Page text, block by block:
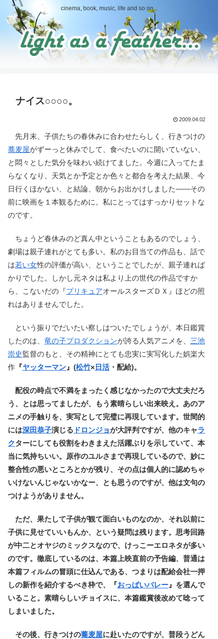
cinema, book, music, life and so on...
ナイス○○○○。
2009.04.02
先月末、子供たちの春休みに合わせたらしく、行きつけの
蕎麦屋がずーっと休みでして、食べたいのに開いていない、
と悶々とした気分を味わい続けてました。今週に入ってたま
らなくなり、天気とか予定とか色々と都合を考えた結果、今
日行くほかない、と結論、朝からお出かけしました――その
前に映画を１本観るために。私にとってはすっかりセットな
のです。
ちょうど春休みのど真ん中ということもあるのでしょう、
劇場は親子連れがとても多い。私のお目当ての作品も、話で
は若い女性の評価が高い、ということでしたが、親子連れば
かりでした。しかし元ネタは私より上の世代の作品ですか
ら、こないだの『プリキュアオールスターズＤＸ』ほどの照
れはありませんでした。
という振りでだいたい察しはついたでしょうが、本日鑑賞
したのは、 竜の子プロダクションが誇る人気アニメを、 三池
崇史監督のもと、その精神にとても忠実に実写化した娯楽大
作 『ヤッターマン 』(松竹× 日活・配給)。
配役の時点で不満をまったく感じなかったので大丈夫だろ
う、とは思ってましたが、もう素晴らしい出来映え。あのア
ニメの手触りを、実写として完璧に再現しています。世間的
には深田恭子演じる ドロンジョが大評判ですが、他のキャラ
クターにしても役割をわきまえた活躍ぶりを示していて、本
当に気持ちいい。原作のユルさまで再現しているので、妙に
整合性の悪いところとかが残り、その点は個人的に認めちゃ
いけないんじゃないかなー、とも思うのですが、他は文句の
つけようがありません。
ただ、果たして子供が観て面白いものなのか、それ以前に
子供に見せていいもんか、という疑問は残ります。思考回路
が中二とオヤジのミックスなので、けっこーエロネタが多い
のです。徹底しているのは、本篇上映直前の予告編、普通は
本篇フィルムの冒頭に仕込んである、つまりは配給会社一押
しの新作を紹介するべき枠で、『おっぱいバレー 』を選んで
いること。素晴らしいチョイスに、本篇鑑賞後改めて唸って
しまいました。
その後、行きつけの蕎麦屋に赴いたのですが、普段うどん